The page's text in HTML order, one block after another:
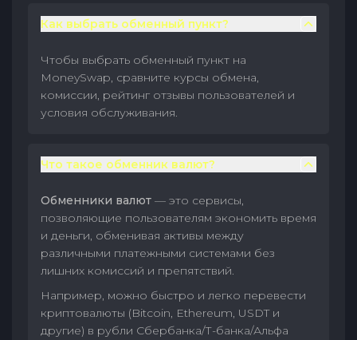
Как выбрать обменный пункт?
Чтобы выбрать обменный пункт на
MoneySwap, сравните курсы обмена,
комиссии, рейтинг отзывы пользователей и
условия обслуживания.
Что такое обменник валют?
Обменники валют — это сервисы,
позволяющие пользователям экономить время
и деньги, обменивая активы между
различными платежными системами без
лишних комиссий и препятствий.
Например, можно быстро и легко перевести
криптовалюты (Bitcoin, Ethereum, USDT и
другие) в рубли Сбербанка/Т-банка/Альфа